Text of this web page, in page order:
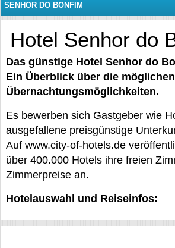
SENHOR DO BONFIM
Hotel Senhor do
Das günstige Hotel Senhor do
Ein Überblick über die möglichen
Übernachtungsmöglichkeiten.
Es bewerben sich Gastgeber wie
ausgefallene preisgünstige
Auf www.city-of-hotels.de
über 400.000 Hotels ihre freien
Zimmerpreise an.
Hotelauswahl und Reiseinfos: